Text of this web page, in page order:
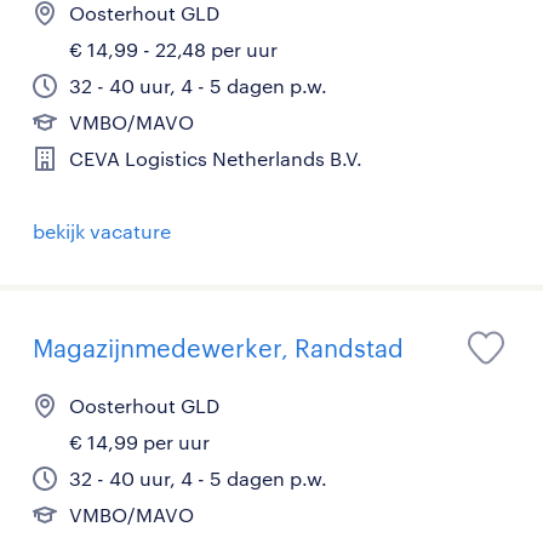
Oosterhout GLD
€ 14,99 - 22,48 per uur
32 - 40 uur, 4 - 5 dagen p.w.
VMBO/MAVO
CEVA Logistics Netherlands B.V.
bekijk vacature
Magazijnmedewerker, Randstad
Oosterhout GLD
€ 14,99 per uur
32 - 40 uur, 4 - 5 dagen p.w.
VMBO/MAVO